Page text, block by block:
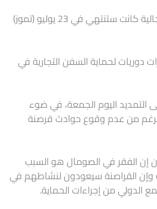
يذكر أن هذه المهمة الحالية كانت ستنتهي في 23 يوليو (تموز)
دوريات لحماية السفن التجارية في
التمديد اليوم الجمعة، في ضوء
من عدم وقوع حوادث قرصنة
إن الفقر في الصومال هو السبب
القراصنة سيعودون لنشاطهم في
الدولي من إجراءات الحماية.